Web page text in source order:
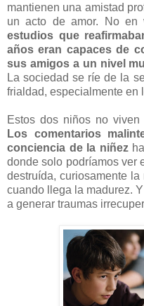
mantienen una amistad
un acto de amor. No en
estudios que
años eran capaces de
sus amigos a un nivel
La sociedad se ríe de la
frialdad, especialmente en
Estos dos niños no
Los comentarios
conciencia de la niñez
donde solo podríamos ver
destruída, curiosamente
cuando llega la madurez.
a generar traumas